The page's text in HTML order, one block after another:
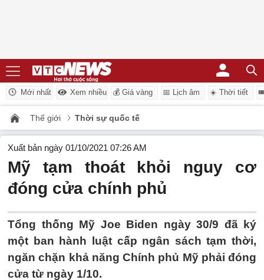
Mới nhất Xem nhiều 💰 Giá vàng 📅 Lịch âm ☀️ Thời tiết
Thế giới Thời sự quốc tế
Xuất bản ngày 01/10/2021 07:26 AM
Mỹ tạm thoát khỏi nguy cơ
đóng cửa chính phủ
Tổng thống Mỹ Joe Biden ngày 30/9 đã ký
một ban hành luật cấp ngân sách tạm thời,
ngăn chặn khả năng Chính phủ Mỹ phải đóng
cửa từ ngày 1/10.